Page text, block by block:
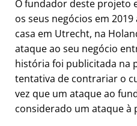
O fundador deste projeto
os seus negócios em
casa em Utrecht, na
ataque ao seu negócio
história foi publicitada na
tentativa de contrariar o
vez que um ataque ao
considerado um ataque à